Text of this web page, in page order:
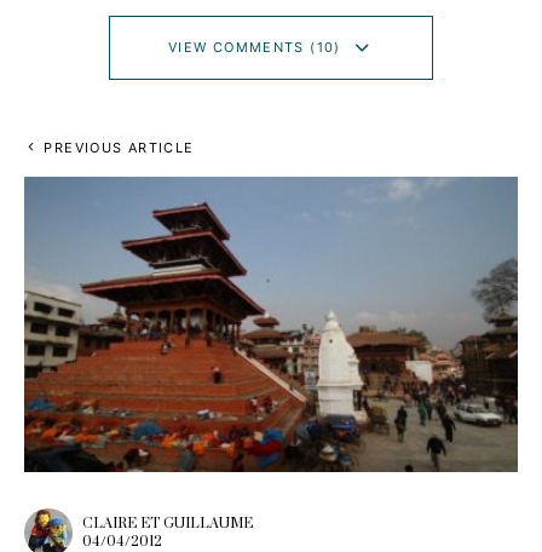
VIEW COMMENTS (10)
PREVIOUS ARTICLE
CLAIRE ET GUILLAUME
04/04/2012